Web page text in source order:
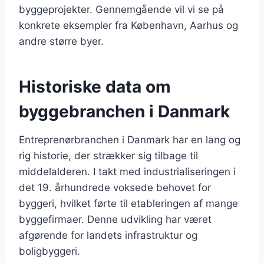
byggeprojekter. Gennemgående vil vi se på
konkrete eksempler fra København, Aarhus og
andre større byer.
Historiske data om
byggebranchen i Danmark
Entreprenørbranchen i Danmark har en lang og
rig historie, der strækker sig tilbage til
middelalderen. I takt med industrialiseringen i
det 19. århundrede voksede behovet for
byggeri, hvilket førte til etableringen af mange
byggefirmaer. Denne udvikling har været
afgørende for landets infrastruktur og
boligbyggeri.